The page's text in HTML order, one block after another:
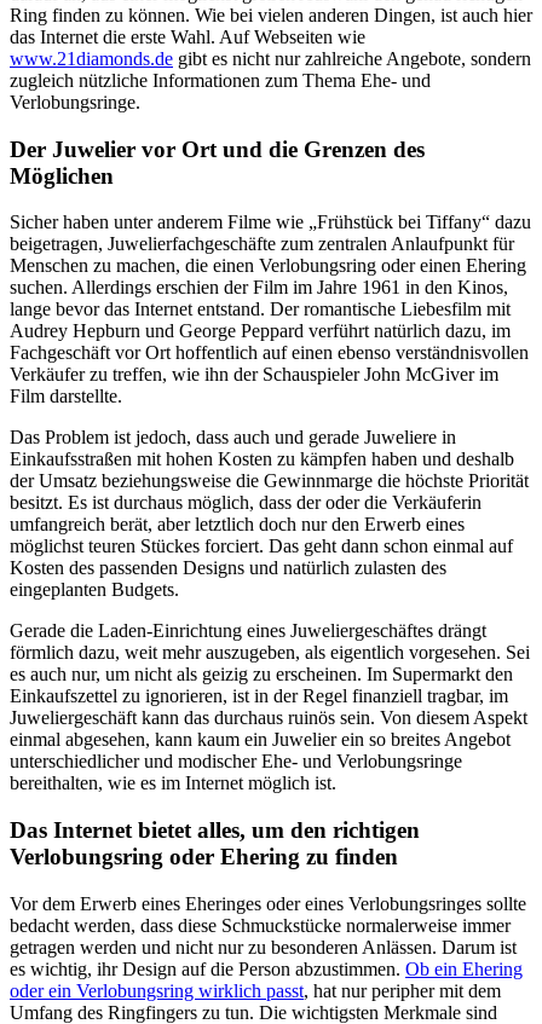
Ring finden zu können. Wie bei vielen anderen Dingen, ist auch hier
das Internet die erste Wahl. Auf Webseiten wie
www.21diamonds.de gibt es nicht nur zahlreiche Angebote, sondern
zugleich nützliche Informationen zum Thema Ehe- und
Verlobungsringe.
Der Juwelier vor Ort und die Grenzen des
Möglichen
Sicher haben unter anderem Filme wie „Frühstück bei Tiffany“ dazu
beigetragen, Juwelierfachgeschäfte zum zentralen Anlaufpunkt für
Menschen zu machen, die einen Verlobungsring oder einen Ehering
suchen. Allerdings erschien der Film im Jahre 1961 in den Kinos,
lange bevor das Internet entstand. Der romantische Liebesfilm mit
Audrey Hepburn und George Peppard verführt natürlich dazu, im
Fachgeschäft vor Ort hoffentlich auf einen ebenso verständnisvollen
Verkäufer zu treffen, wie ihn der Schauspieler John McGiver im
Film darstellte.
Das Problem ist jedoch, dass auch und gerade Juweliere in
Einkaufsstraßen mit hohen Kosten zu kämpfen haben und deshalb
der Umsatz beziehungsweise die Gewinnmarge die höchste Priorität
besitzt. Es ist durchaus möglich, dass der oder die Verkäuferin
umfangreich berät, aber letztlich doch nur den Erwerb eines
möglichst teuren Stückes forciert. Das geht dann schon einmal auf
Kosten des passenden Designs und natürlich zulasten des
eingeplanten Budgets.
Gerade die Laden-Einrichtung eines Juweliergeschäftes drängt
förmlich dazu, weit mehr auszugeben, als eigentlich vorgesehen. Sei
es auch nur, um nicht als geizig zu erscheinen. Im Supermarkt den
Einkaufszettel zu ignorieren, ist in der Regel finanziell tragbar, im
Juweliergeschäft kann das durchaus ruinös sein. Von diesem Aspekt
einmal abgesehen, kann kaum ein Juwelier ein so breites Angebot
unterschiedlicher und modischer Ehe- und Verlobungsringe
bereithalten, wie es im Internet möglich ist.
Das Internet bietet alles, um den richtigen
Verlobungsring oder Ehering zu finden
Vor dem Erwerb eines Eheringes oder eines Verlobungsringes sollte
bedacht werden, dass diese Schmuckstücke normalerweise immer
getragen werden und nicht nur zu besonderen Anlässen. Darum ist
es wichtig, ihr Design auf die Person abzustimmen. Ob ein Ehering
oder ein Verlobungsring wirklich passt, hat nur peripher mit dem
Umfang des Ringfingers zu tun. Die wichtigsten Merkmale sind